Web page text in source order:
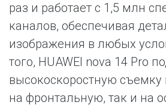
раз и работает с 1,5 млн
каналов, обеспечивая
изображения в любых
того, HUAWEI nova 14 Pro
высокоскоростную съемку
на фронтальную, так и на